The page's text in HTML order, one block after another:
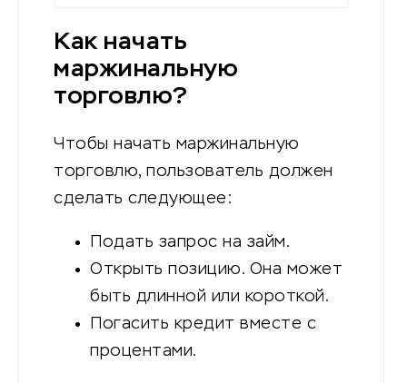
Как начать
маржинальную
торговлю?
Чтобы начать маржинальную
торговлю, пользователь должен
сделать следующее:
Подать запрос на займ.
Открыть позицию. Она может
быть длинной или короткой.
Погасить кредит вместе с
процентами.